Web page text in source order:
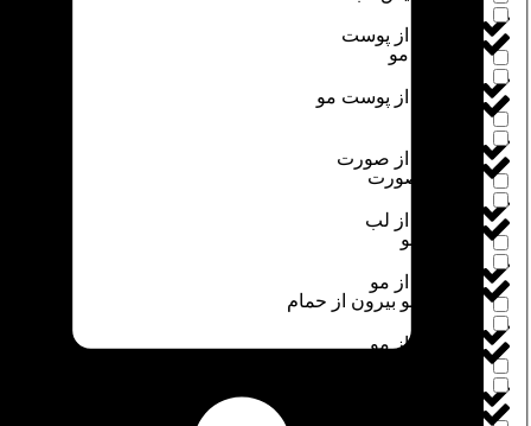
مراقبت از پوست
مراقبت از پوست مو
مراقبت از صورت
مراقبت از لب
مراقبت از مو
مراقبت از مو
لوسیون مو
ماسک صورت
ماسک مو
ماسک مو بیرون از حمام